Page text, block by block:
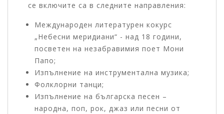
се включите са в следните направления:
Международен литературен кокурс
„Небесни меридиани“ - над 18 години,
посветен на незабравимия поет Мони
Папо;
Изпълнение на инструментална музика;
Фолклорни танци;
Изпълнение на българска песен –
народна, поп, рок, джаз или песни от